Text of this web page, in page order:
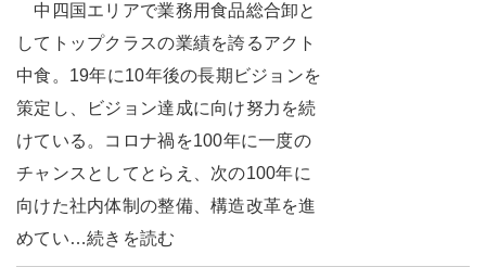
中四国エリアで業務用食品総合卸と
してトップクラスの業績を誇るアクト
中食。19年に10年後の長期ビジョンを
策定し、ビジョン達成に向け努力を続
けている。コロナ禍を100年に一度の
チャンスとしてとらえ、次の100年に
向けた社内体制の整備、構造改革を進
めてい…続きを読む